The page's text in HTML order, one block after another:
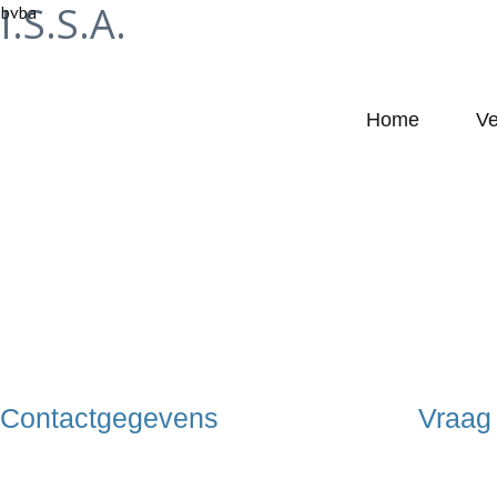
I.S.S.A.
bvba
Home
Contactgegevens